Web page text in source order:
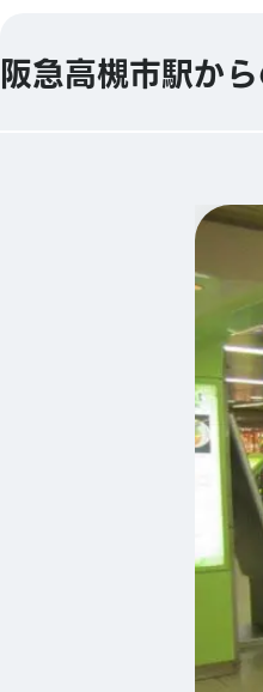
阪急高槻市駅か